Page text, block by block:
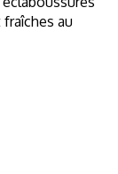
au